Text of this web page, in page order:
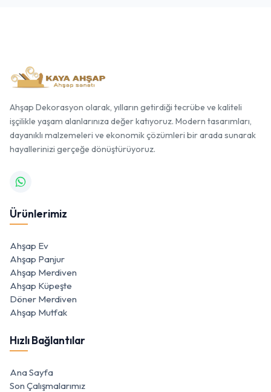
Ahşap Dekorasyon olarak, yılların getirdiği tecrübe ve kaliteli
işçilikle yaşam alanlarınıza değer katıyoruz. Modern tasarımları,
dayanıklı malzemeleri ve ekonomik çözümleri bir arada sunarak
hayallerinizi gerçeğe dönüştürüyoruz.
Ürünlerimiz
Ahşap Ev
Ahşap Panjur
Ahşap Merdiven
Ahşap Küpeşte
Döner Merdiven
Ahşap Mutfak
Hızlı Bağlantılar
Ana Sayfa
Son Çalışmalarımız